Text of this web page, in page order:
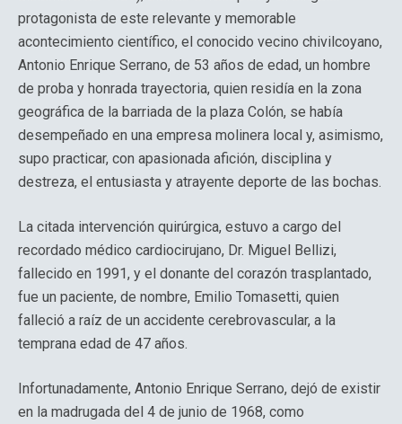
protagonista de este relevante y memorable
acontecimiento científico, el conocido vecino chivilcoyano,
Antonio Enrique Serrano, de 53 años de edad, un hombre
de proba y honrada trayectoria, quien residía en la zona
geográfica de la barriada de la plaza Colón, se había
desempeñado en una empresa molinera local y, asimismo,
supo practicar, con apasionada afición, disciplina y
destreza, el entusiasta y atrayente deporte de las bochas.
La citada intervención quirúrgica, estuvo a cargo del
recordado médico cardiocirujano, Dr. Miguel Bellizi,
fallecido en 1991, y el donante del corazón trasplantado,
fue un paciente, de nombre, Emilio Tomasetti, quien
falleció a raíz de un accidente cerebrovascular, a la
temprana edad de 47 años.
Infortunadamente, Antonio Enrique Serrano, dejó de existir
en la madrugada del 4 de junio de 1968, como